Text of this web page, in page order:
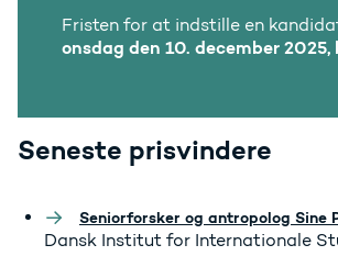
Fristen for at indstille en
onsdag den 10. december 2025,
Seneste prisvindere
Seniorforsker og antropolog Sine
Dansk Institut for Internationale